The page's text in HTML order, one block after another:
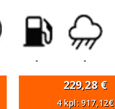
- -
229,28 €
4 kpl: 917,12€